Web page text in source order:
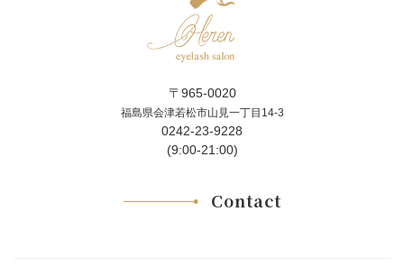
〒965-0020
福島県会津若松市山見一丁目14-3
0242-23-9228
(9:00-21:00)
Contact